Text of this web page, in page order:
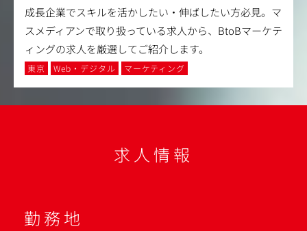
成長企業でスキルを活かしたい・伸ばしたい方必見。マ
スメディアンで取り扱っている求人から、BtoBマーケテ
ィングの求人を厳選してご紹介します。
東京 Web・デジタル マーケティング
求人情報
勤務地